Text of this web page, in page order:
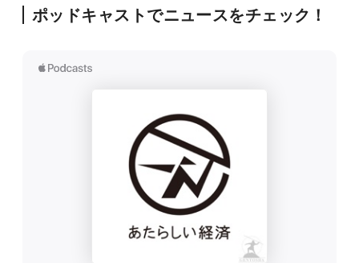
ポッドキャストでニュースをチェック！